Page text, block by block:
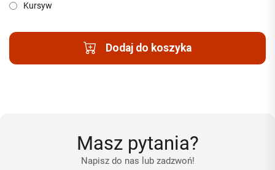
Kursyw
Dodaj do koszyka
Masz pytania?
Napisz do nas lub zadzwoń!